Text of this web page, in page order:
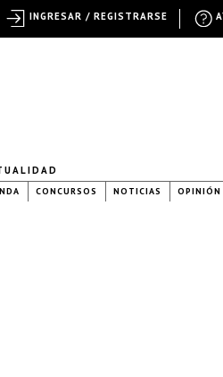
CONCURSOS NOTICIAS OPINIÓN
INGRESAR / REGISTRARSE